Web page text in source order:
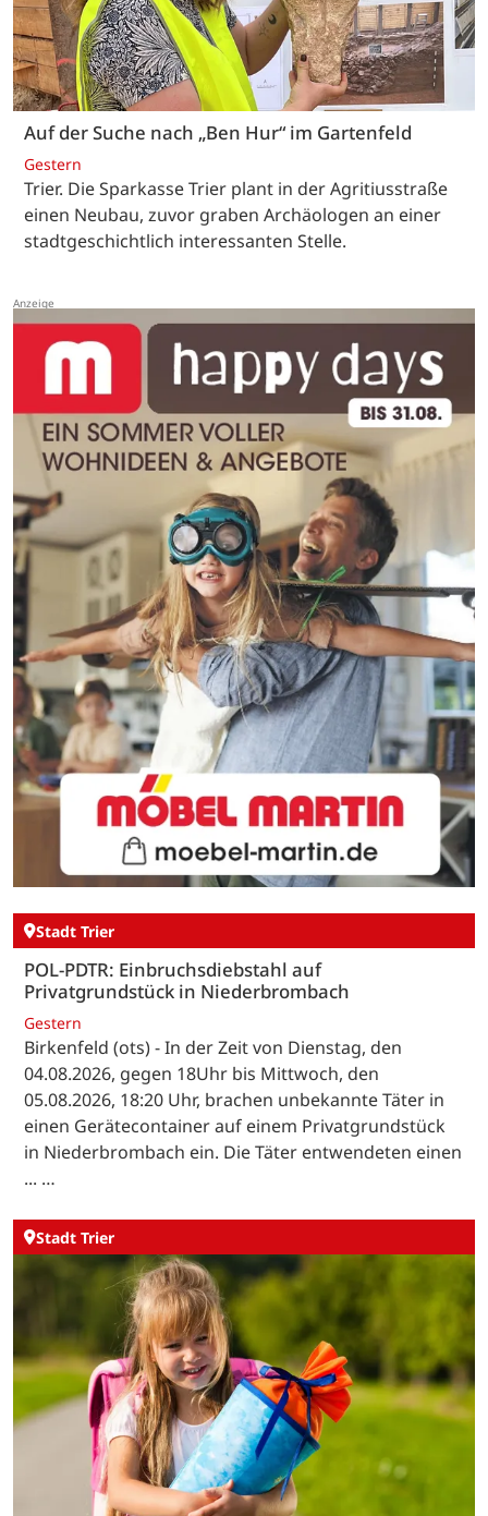
Auf der Suche nach „Ben Hur“ im Gartenfeld
Gestern
Trier. Die Sparkasse Trier plant in der Agritiusstraße
einen Neubau, zuvor graben Archäologen an einer
stadtgeschichtlich interessanten Stelle.
Stadt Trier
POL-PDTR: Einbruchsdiebstahl auf
Privatgrundstück in Niederbrombach
Gestern
Birkenfeld (ots) - In der Zeit von Dienstag, den
04.08.2026, gegen 18Uhr bis Mittwoch, den
05.08.2026, 18:20 Uhr, brachen unbekannte Täter in
einen Gerätecontainer auf einem Privatgrundstück
in Niederbrombach ein. Die Täter entwendeten einen
... …
Stadt Trier